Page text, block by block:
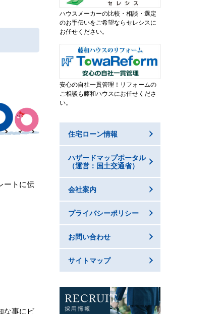
ートに伝
な事にビ
ハウスメーカーの比較・相談・選定
のお手伝いをご希望ならセレシスに
お任せください。
安心の自社一貫管理！リフォームの
ご相談も藤和ハウスにお任せくださ
い。
住宅ローン情報
ハザードマップポータル
（運営：国土交通省）
会社案内
プライバシーポリシー
お問い合わせ
サイトマップ